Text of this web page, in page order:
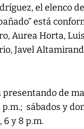
el elenco
está
Aurea Horta,
Javel
presentando de
p.m.; sábados y
6 y 8 p.m.